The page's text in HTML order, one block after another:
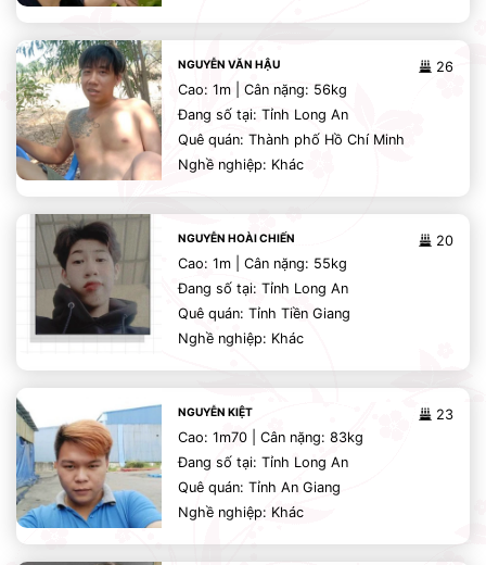
26
NGUYỄN VĂN HẬU
Cao: 1m | Cân nặng: 56kg
Đang số tại: Tỉnh Long An
Quê quán: Thành phố Hồ Chí Minh
Nghề nghiệp: Khác
20
NGUYỄN HOÀI CHIẾN
Cao: 1m | Cân nặng: 55kg
Đang số tại: Tỉnh Long An
Quê quán: Tỉnh Tiền Giang
Nghề nghiệp: Khác
23
NGUYỄN KIỆT
Cao: 1m70 | Cân nặng: 83kg
Đang số tại: Tỉnh Long An
Quê quán: Tỉnh An Giang
Nghề nghiệp: Khác